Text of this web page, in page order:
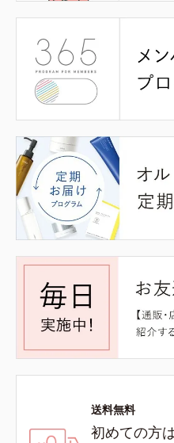
送料無料
初めての方